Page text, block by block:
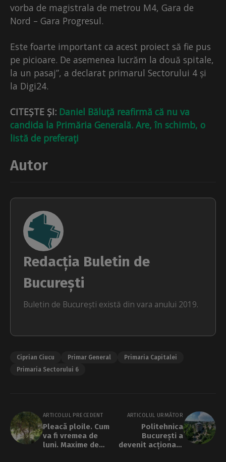
vorba de magistrala de metrou M4, Gara de
Nord – Gara Progresul.
Este foarte important ca acest proiect să fie pus
pe picioare. De asemenea lucrăm la două spitale,
la un pasaj”, a declarat primarul Sectorului 4 și
la Digi24.
CITEȘTE ȘI: Daniel Băluţă reafirmă că nu va
candida la Primăria Generală. Are, în schimb, o
listă de preferaţi
Autor
Redacția Buletin de
București
Buletin de București există din vara anului 2019.
Ciprian Ciucu Primar General
Primaria Capitalei
Primaria Sectorului 6
ARTICOLUL PRECEDENT
Pleacă ploile. Cum
va fi vremea de
luni. Maxime de
ARTICOLUL URMĂTOR
Politehnica
București a
devenit acționară